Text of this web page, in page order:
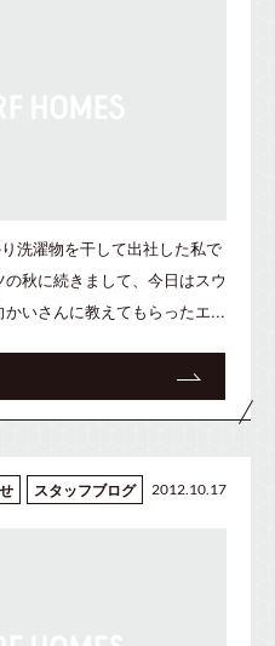
洗濯物を干して出社した私で
秋に続きまして、今日はスウ
いさんに教えてもらったエ...
スタッフブログ 2012.10.17